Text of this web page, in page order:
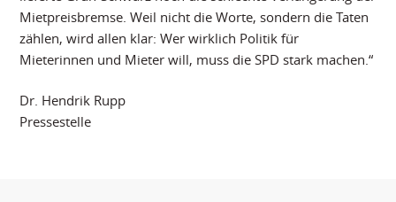
Mietpreisbremse. Weil nicht die Worte, sondern die Taten
zählen, wird allen klar: Wer wirklich Politik für
Mieterinnen und Mieter will, muss die SPD stark machen.“
Dr. Hendrik Rupp
Pressestelle